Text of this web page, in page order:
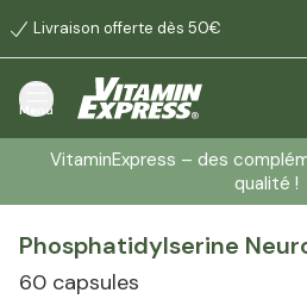
Livraison offerte dès 50€
Menu
VitaminExpress – des
qualité !
Phosphatidylserine
60 capsules